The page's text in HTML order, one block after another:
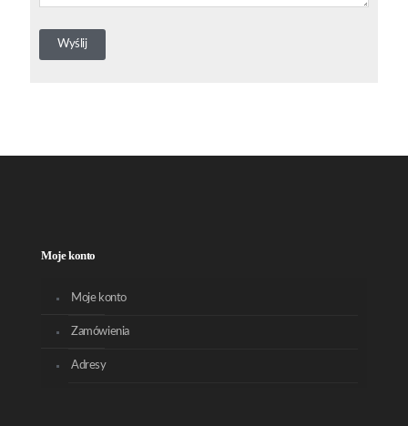
Moje konto
Moje konto
Zamówienia
Adresy